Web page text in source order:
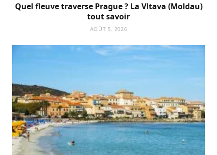
Quel fleuve traverse Prague ? La Vltava (Moldau)
tout savoir
AOÛT 5, 2026